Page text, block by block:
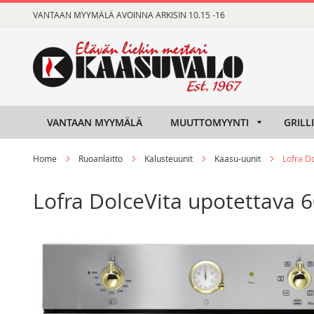
to
VANTAAN MYYMÄLÄ AVOINNA ARKISIN 10.15 -16
VANTAAN MYYMÄLÄ MUUTTOMYYNTI
Home Ruoanlaitto Kalusteuunit Kaasu-uunit Lofra
Lofra DolceVita upotettava
the
the